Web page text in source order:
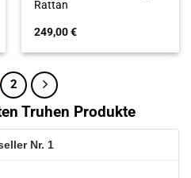
Rattan
249,00€
2
Truhen Produkte
1